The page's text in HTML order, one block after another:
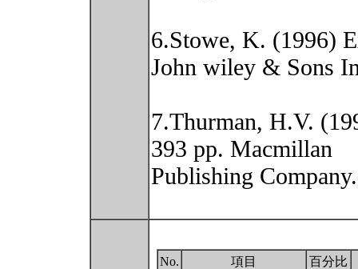
6.Stowe, K. (1996)
John wiley & Sons
7.Thurman, H.V.
393 pp. Macmillan
Publishing
No. 項目
百分比